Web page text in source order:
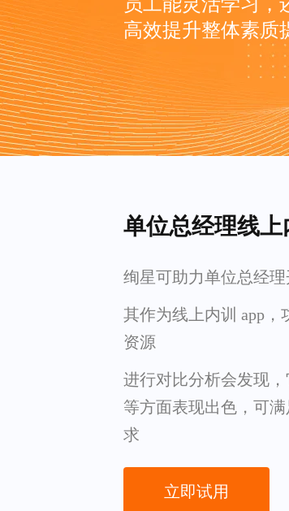
高效提升整体素质
单位总经理线
绚星可助力单位总经理
其作为线上内训 app
资源
进行对比分析会发现
等方面表现出色，可
求
立即试用